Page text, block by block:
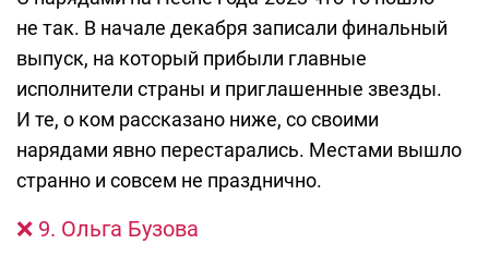
не так. В начале декабря записали финальный
выпуск, на который прибыли главные
исполнители страны и приглашенные звезды.
И те, о ком рассказано ниже, со своими
нарядами явно перестарались. Местами вышло
странно и совсем не празднично.
❌ 9. Ольга Бузова